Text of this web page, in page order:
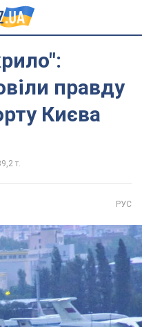
правду
Києва
т.
РУС